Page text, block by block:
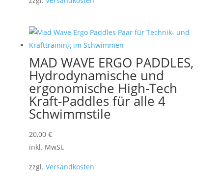
MAD WAVE ERGO PADDLES,
Hydrodynamische und
ergonomische High-Tech
Kraft-Paddles für alle 4
Schwimmstile
20,00 €
inkl. MwSt.
zzgl. Versandkosten